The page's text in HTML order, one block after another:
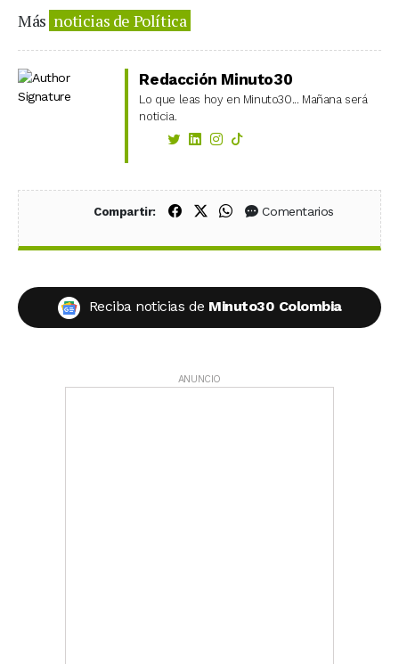
Más noticias de Política
Redacción Minuto30
Lo que leas hoy en Minuto30... Mañana será
noticia.
Compartir: Compartir en Facebook
Compartir en X (Twitter)
Compartir en WhatsApp
Comentarios
Reciba noticias de Minuto30 Colombia
ANUNCIO